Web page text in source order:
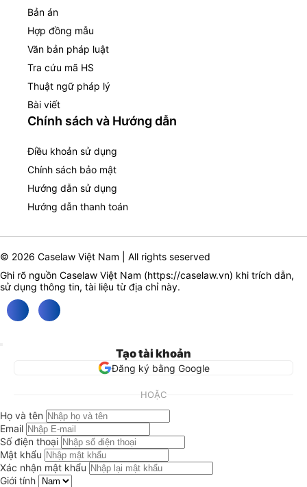
Bản án
Hợp đồng mẫu
Văn bản pháp luật
Tra cứu mã HS
Thuật ngữ pháp lý
Bài viết
Chính sách và Hướng dẫn
Điều khoản sử dụng
Chính sách bảo mật
Hướng dẫn sử dụng
Hướng dẫn thanh toán
© 2026 Caselaw Việt Nam | All rights seserved
Ghi rõ nguồn Caselaw Việt Nam (https://caselaw.vn) khi trích dẫn,
sử dụng thông tin, tài liệu từ địa chỉ này.
Tạo tài khoản
Đăng ký bằng Google
HOẶC
Họ và tên
Email
Số điện thoại
Mật khẩu
Xác nhận mật khẩu
Giới tính